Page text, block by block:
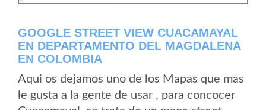
GOOGLE STREET VIEW CUACAMAYAL
EN DEPARTAMENTO DEL MAGDALENA
EN COLOMBIA
Aqui os dejamos uno de los Mapas que mas
le gusta a la gente de usar , para concocer